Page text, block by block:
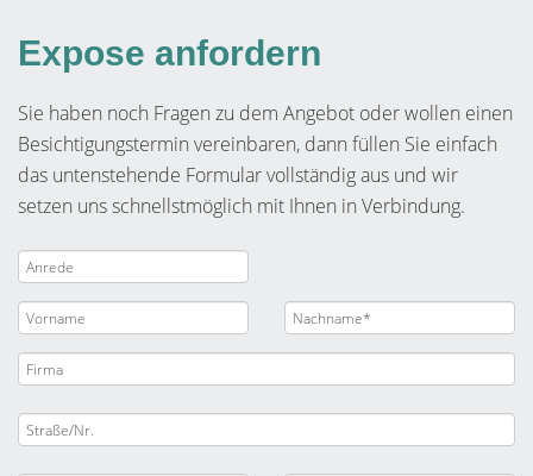
Expose anfordern
Sie haben noch Fragen zu dem Angebot oder wollen einen
Besichtigungstermin vereinbaren, dann füllen Sie einfach
das untenstehende Formular vollständig aus und wir
setzen uns schnellstmöglich mit Ihnen in Verbindung.